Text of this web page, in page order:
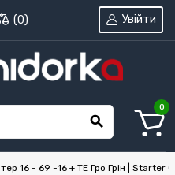
(0)
search
Увійти
0
16 - 69 -16 + ТЕ Гро Грін | Starter